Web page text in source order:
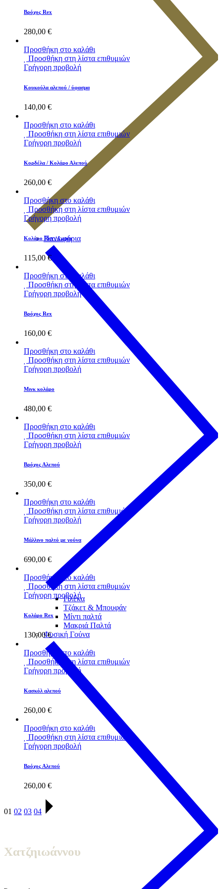
Πανωφόρια
Γιλέκα
Τζάκετ & Μπουφάν
Μίντι παλτά
Μακριά Παλτά
Φυσική Γούνα
Βρόχος Rex
280,00 €
Προσθήκη στο καλάθι
Προσθήκη στη λίστα επιθυμιών
Γρήγορη προβολή
Κουκούλα αλεπού / ύφασμα
140,00 €
Προσθήκη στο καλάθι
Προσθήκη στη λίστα επιθυμιών
Γρήγορη προβολή
Κορδέλα / Κολάρο Αλεπού
260,00 €
Προσθήκη στο καλάθι
Προσθήκη στη λίστα επιθυμιών
Γρήγορη προβολή
Κολάρο Rex / Lapin
115,00€
Προσθήκη στο καλάθι
Προσθήκη στη λίστα επιθυμιών
Γρήγορη προβολή
Βρόχος Rex
160,00 €
Προσθήκη στο καλάθι
Προσθήκη στη λίστα επιθυμιών
Γρήγορη προβολή
Μινκ κολάρο
480,00 €
Προσθήκη στο καλάθι
Προσθήκη στη λίστα επιθυμιών
Γρήγορη προβολή
Βρόχος Αλεπού
350,00 €
Προσθήκη στο καλάθι
Προσθήκη στη λίστα επιθυμιών
Γρήγορη προβολή
Μάλλινο παλτό με γούνα
690,00 €
Προσθήκη στο καλάθι
Προσθήκη στη λίστα επιθυμιών
Γρήγορη προβολή
Κολάρο Rex
130,00€
Προσθήκη στο καλάθι
Προσθήκη στη λίστα επιθυμιών
Γρήγορη προβολή
Κασκόλ αλεπού
260,00 €
Προσθήκη στο καλάθι
Προσθήκη στη λίστα επιθυμιών
Γρήγορη προβολή
Βρόχος Αλεπού
260,00 €
01 02 03 04
Χατζηιωάννου